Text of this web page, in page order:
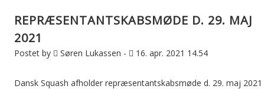
REPRÆSENTANTSKABSMØDE D. 29. MAJ
2021
Postet by Søren Lukassen - 16. apr. 2021 14.54
Dansk Squash afholder repræsentantskabsmøde d. 29. maj 2021